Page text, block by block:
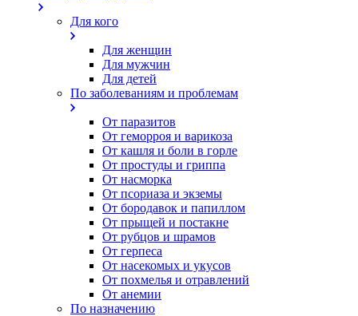
Для кого
Для женщин
Для мужчин
Для детей
По заболеваниям и проблемам
От паразитов
Oт геморроя и варикоза
От кашля и боли в горле
От простуды и гриппа
От насморка
Oт псориаза и экземы
От бородавок и папиллом
От прыщей и постакне
От рубцов и шрамов
От герпеса
От насекомых и укусов
От похмелья и отравлений
От анемии
По назначению